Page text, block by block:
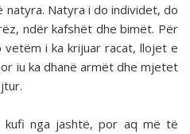
Natyra i do individet, do
ndër kafshët dhe bimët. Për
i ka krijuar racat, llojet e
iu ka dhanë armët dhe mjetet
kufi nga jashtë, por aq më të